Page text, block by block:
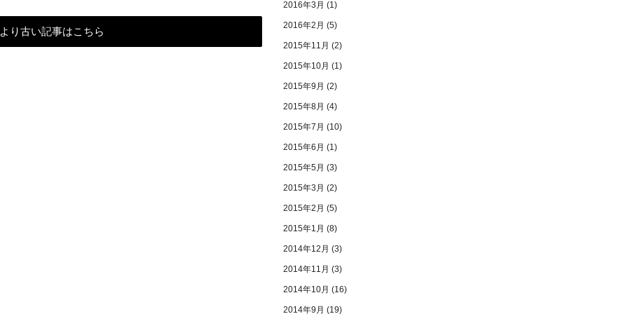
り古い記事はこちら
2016年3月 (1)
2016年2月 (5)
2015年11月 (2)
2015年10月 (1)
2015年9月 (2)
2015年8月 (4)
2015年7月 (10)
2015年6月 (1)
2015年5月 (3)
2015年3月 (2)
2015年2月 (5)
2015年1月 (8)
2014年12月 (3)
2014年11月 (3)
2014年10月 (16)
2014年9月 (19)